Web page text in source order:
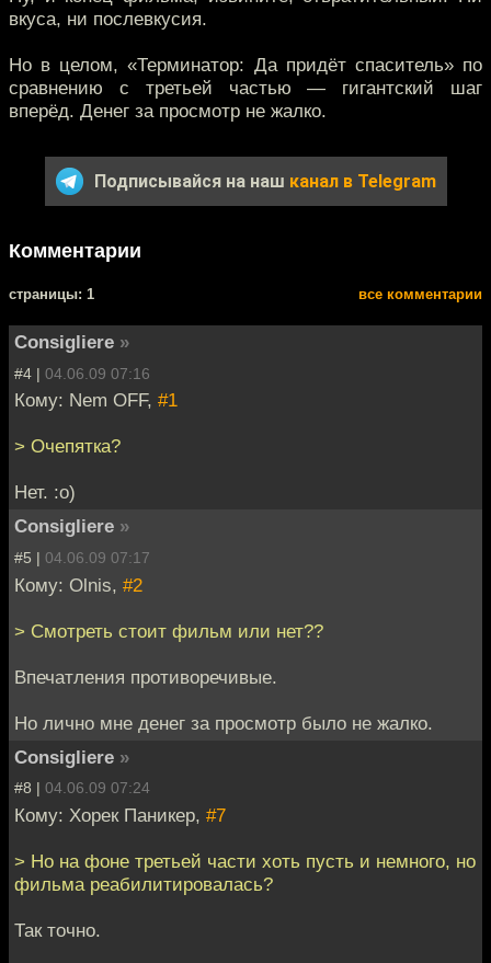
вкуса, ни послевкусия.
Но в целом, «Терминатор: Да придёт спаситель» по
сравнению с третьей частью — гигантский шаг
вперёд. Денег за просмотр не жалко.
Подписывайся на наш канал в Telegram
Комментарии
cтраницы: 1 все комментарии
Consigliere »
#4 | 04.06.09 07:16
Кому: Nem OFF, #1
> Очепятка?
Нет. :o)
Consigliere »
#5 | 04.06.09 07:17
Кому: Olnis, #2
> Смотреть стоит фильм или нет??
Впечатления противоречивые.
Но лично мне денег за просмотр было не жалко.
Consigliere »
#8 | 04.06.09 07:24
Кому: Хорек Паникер, #7
> Но на фоне третьей части хоть пусть и немного, но
фильма реабилитировалась?
Так точно.